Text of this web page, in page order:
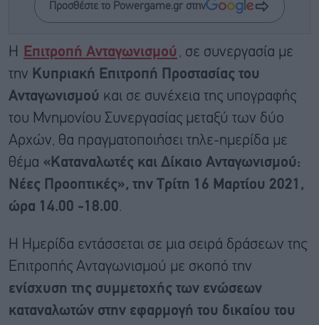
Προσθέστε το Powergame.gr στην
Η Επιτροπή Ανταγωνισμού
, σε συνεργασία με
την Κυπριακή Επιτροπή Προστασίας του
Ανταγωνισμού και σε συνέχεια της υπογραφής
του Μνημονίου Συνεργασίας μεταξύ των δύο
Αρχών, θα πραγματοποιήσει τηλε-ημερίδα με
θέμα «Καταναλωτές και Δίκαιο Ανταγωνισμού:
Νέες Προοπτικές», την Τρίτη 16 Μαρτίου 2021,
ώρα 14.00 -18.00.
Η Ημερίδα εντάσσεται σε μια σειρά δράσεων της
Επιτροπής Ανταγωνισμού με σκοπό την
ενίσχυση της συμμετοχής των ενώσεων
καταναλωτών στην εφαρμογή του δικαίου του